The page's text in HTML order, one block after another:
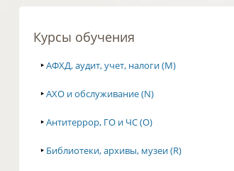
Курсы обучения
‣АФХД, аудит, учет, налоги (M)
‣АХО и обслуживание (N)
‣Антитеррор, ГО и ЧС (O)
‣ Библиотеки, архивы, музеи (R)